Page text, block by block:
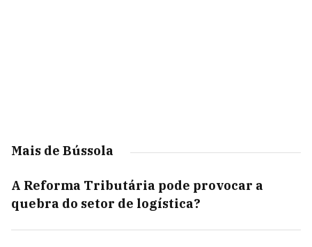
Mais de Bússola
A Reforma Tributária pode provocar a
quebra do setor de logística?